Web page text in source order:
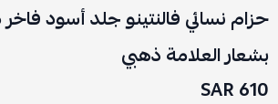
حزام نسائي فالنتينو جلد أسود
بشعار العلامة ذهبي
610 SAR